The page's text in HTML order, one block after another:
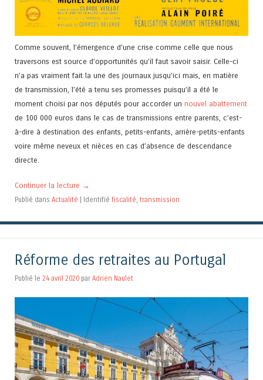
Comme souvent, l’émergence d’une crise comme celle que nous
traversons est source d’opportunités qu’il faut savoir saisir. Celle-ci
n’a pas vraiment fait la une des journaux jusqu’ici mais, en matière
de transmission, l’été a tenu ses promesses puisqu’il a été le
moment choisi par nos députés pour accorder un nouvel abattement
de 100 000 euros dans le cas de transmissions entre parents, c’est-
à-dire à destination des enfants, petits-enfants, arrière-petits-enfants
voire même neveux et nièces en cas d’absence de descendance
directe.
Continuer la lecture →
Publié dans Actualité Identifié fiscalité, transmission
Réforme des retraites au Portugal
Publié le 24 avril 2020 par Adrien Naulet